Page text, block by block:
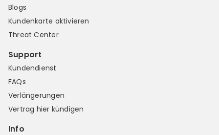
Blogs
Kundenkarte aktivieren
Threat Center
Support
Kundendienst
FAQs
Verlängerungen
Vertrag hier kündigen
Info